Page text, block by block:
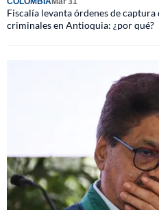
Fiscalía levanta órdenes de captura
criminales en Antioquia: ¿por qué?